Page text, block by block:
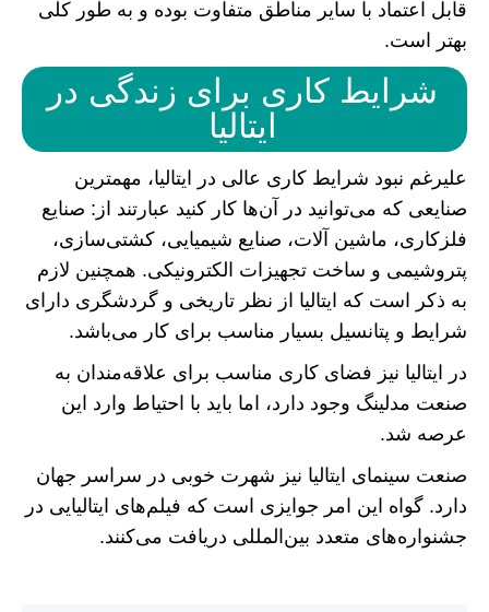
قابل اعتماد با سایر مناطق متفاوت بوده و به طور کلی
بهتر است.
شرایط کاری برای زندگی در
ایتالیا
علیرغم نبود شرایط کاری عالی در ایتالیا، مهمترین
صنایعی که می‌توانید در آن‌ها کار کنید عبارتند از: صنایع
فلزکاری، ماشین آلات، صنایع شیمیایی، کشتی‌سازی،
پتروشیمی و ساخت تجهیزات الکترونیکی. همچنین لازم
به ذکر است که ایتالیا از نظر تاریخی و گردشگری دارای
شرایط و پتانسیل بسیار مناسب برای کار می‌باشد.
در ایتالیا نیز فضای کاری مناسب برای علاقه‌مندان به
صنعت مدلینگ وجود دارد، اما باید با احتیاط وارد این
عرصه شد.
صنعت سینمای ایتالیا نیز شهرت خوبی در سراسر جهان
دارد. گواه این امر جوایزی است که فیلم‌های ایتالیایی در
جشنواره‌های متعدد بین‌المللی دریافت می‌کنند.